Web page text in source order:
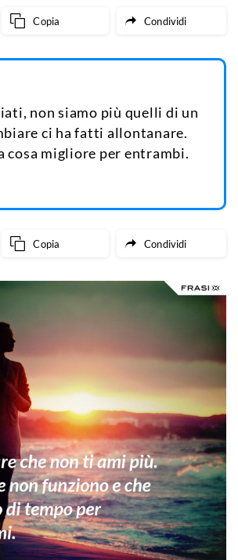
Copia Condividi
non siamo più quelli di un
ci ha fatti allontanare.
cosa migliore per entrambi.
Copia Condividi